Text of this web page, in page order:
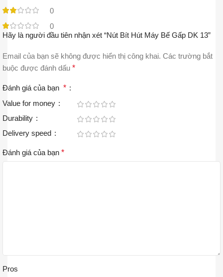
0
0
Hãy là người đầu tiên nhận xét “Nút Bít Hút Máy Bế Gấp DK 13”
Email của bạn sẽ không được hiển thị công khai. Các trường bắt
buộc được đánh dấu *
Đánh giá của bạn *
Value for money
Durability
Delivery speed
Đánh giá của bạn *
Pros